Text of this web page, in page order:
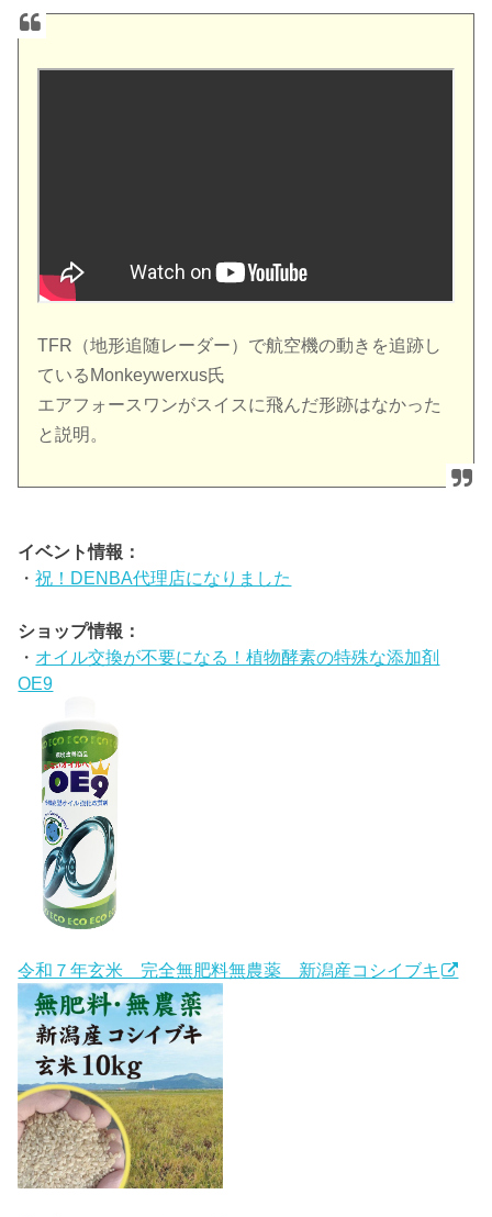
TFR（地形追随レーダー）で航空機の動きを追跡し
ているMonkeywerxus氏
エアフォースワンがスイスに飛んだ形跡はなかった
と説明。
イベント情報：
・祝！DENBA代理店になりました
ショップ情報：
・ オイル交換が不要になる！植物酵素の特殊な添加剤
OE9
令和７年玄米 完全無肥料無農薬 新潟産コシイブキ